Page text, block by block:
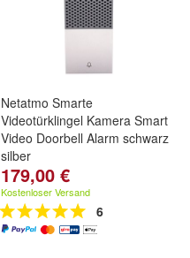
Netatmo Smarte
Videotürklingel Kamera Smart
Video Doorbell Alarm schwarz
silber
179,00 €
Kostenloser Versand
6